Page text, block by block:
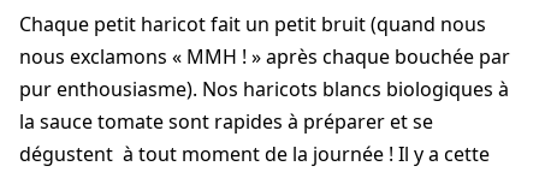
Chaque petit haricot fait un petit bruit (quand nous
nous exclamons « MMH ! » après chaque bouchée par
pur enthousiasme). Nos haricots blancs biologiques à
la sauce tomate sont rapides à préparer et se
dégustent à tout moment de la journée ! Il y a cette